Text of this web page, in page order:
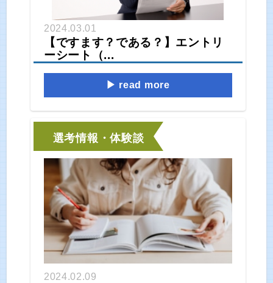
2024.03.01
【ですます？である？】エントリ
ーシート（...
read more
選考情報・体験談
2024.02.09